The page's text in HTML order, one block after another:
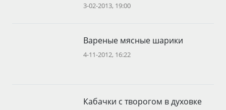
3-02-2013, 19:00
Вареные мясные шарики
4-11-2012, 16:22
Кабачки с творогом в духовке